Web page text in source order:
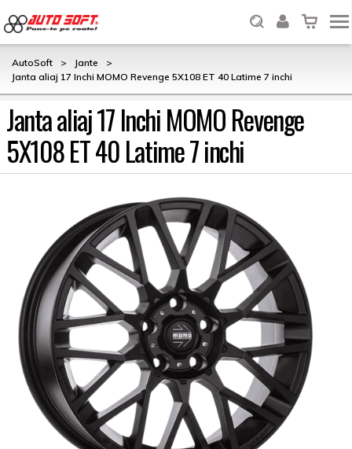
AutoSoft > Jante
>
Janta aliaj 17 Inchi MOMO Revenge 5X108 ET 40 Latime 7 inchi
Janta aliaj 17 Inchi MOMO Revenge
5X108 ET 40 Latime 7 inchi